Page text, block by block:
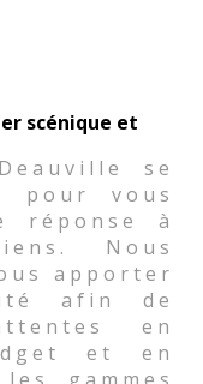
scénique et
se
pour vous
réponse à
Nous
apporter
afin de
en
et en
gammes